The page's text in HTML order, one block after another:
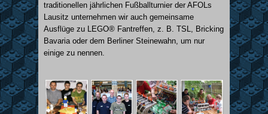
traditionellen jährlichen Fußballturnier der AFOLs
Lausitz unternehmen wir auch gemeinsame
Ausflüge zu LEGO® Fantreffen, z. B. TSL, Bricking
Bavaria oder dem Berliner Steinewahn, um nur
einige zu nennen.